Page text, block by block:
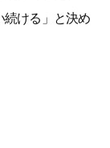
続ける」と決め